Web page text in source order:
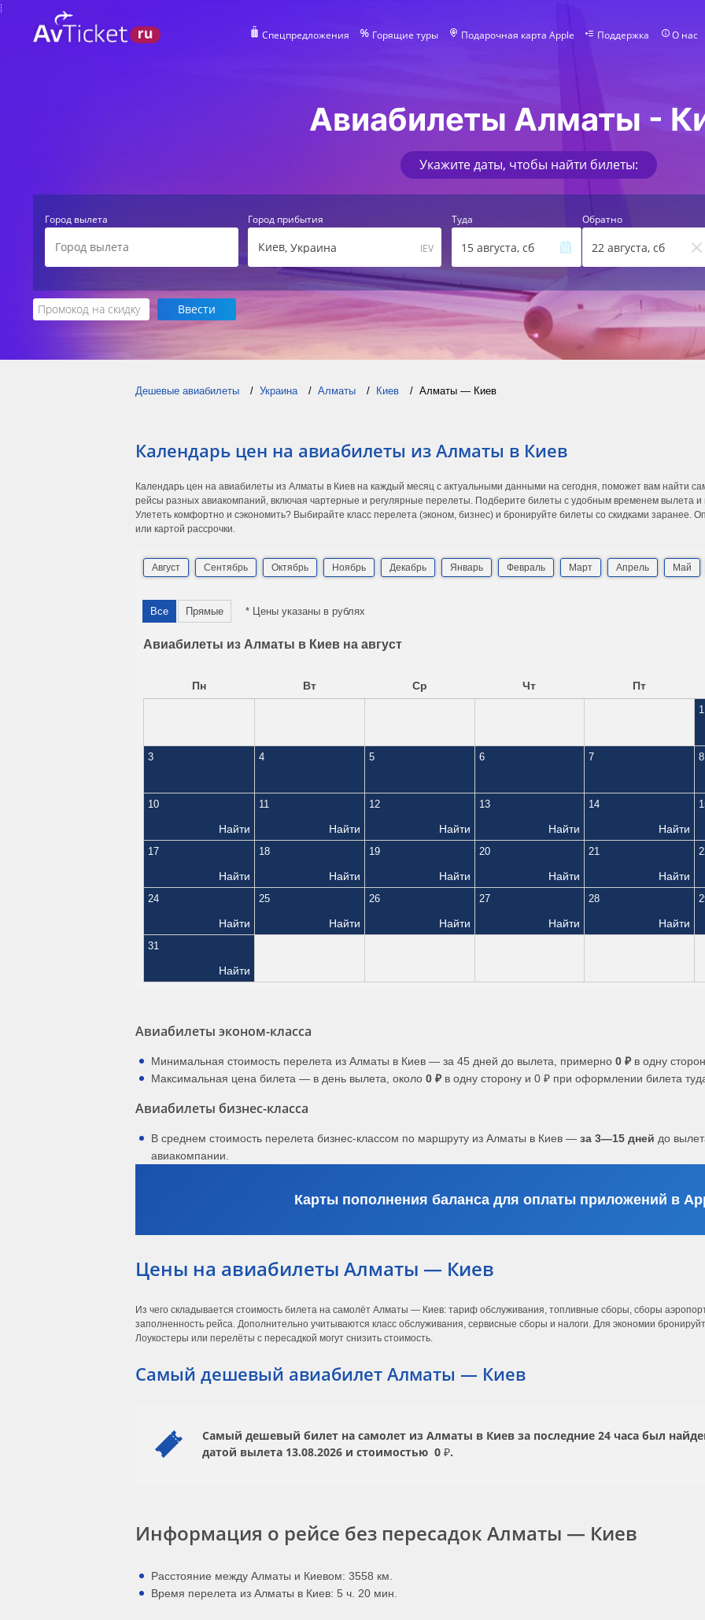
Спецпредложения Горящие туры Подарочная карта Apple Поддержка О нас
Авиабилеты Алматы -
Укажите даты, чтобы найти билеты:
Город вылета Город прибытия
Киев, Украина IEV
Туда
15 августа, сб
Обратно
22 августа, сб
Дешевые авиабилеты Украина Алматы Киев Алматы — Киев
Календарь цен на авиабилеты из Алматы в Киев
Календарь цен на авиабилеты из Алматы в Киев на каждый месяц с актуальными данными на сегодня, поможет вам найти
рейсы разных авиакомпаний, включая чартерные и регулярные перелеты. Подберите билеты с удобным временем вылета и
Улететь комфортно и сэкономить? Выбирайте класс перелета (эконом, бизнес) и бронируйте билеты со скидками заранее.
или картой рассрочки.
Август Сентябрь Октябрь Ноябрь Декабрь Январь Февраль Март Апрель Май
Все Прямые * Цены указаны в рублях
Авиабилеты из Алматы в Киев на август
Пн Вт Ср Чт Пт
1
3 4 5 6 7 8
10
Найти
11
Найти
12
Найти
13
Найти
14
Найти
17
Найти
18
Найти
19
Найти
20
Найти
21
Найти
24
Найти
25
Найти
26
Найти
27
Найти
28
Найти
31
Найти
Авиабилеты эконом-класса
Минимальная стоимость перелета из Алматы в Киев — за 45 дней до вылета, примерно 0 ₽ в одну
Максимальная цена билета — в день вылета, около 0 ₽ в одну сторону и 0 ₽ при оформлении билета
Авиабилеты бизнес-класса
В среднем стоимость перелета бизнес-классом по маршруту из Алматы в Киев — за 3—15 дней до
авиакомпании.
Карты пополнения баланса для оплаты приложений в
Цены на авиабилеты Алматы — Киев
Из чего складывается стоимость билета на самолёт Алматы — Киев: тариф обслуживания, топливные сборы, сборы
заполненность рейса. Дополнительно учитываются класс обслуживания, сервисные сборы и налоги. Для экономии
Лоукостеры или перелёты с пересадкой могут снизить стоимость.
Самый дешевый авиабилет Алматы — Киев
Самый дешевый билет на самолет из Алматы в Киев за последние 24 часа был
датой вылета 13.08.2026 и стоимостью 0 ₽.
Информация о рейсе без пересадок Алматы — Киев
Расстояние между Алматы и Киевом: 3558 км.
Время перелета из Алматы в Киев: 5 ч. 20 мин.